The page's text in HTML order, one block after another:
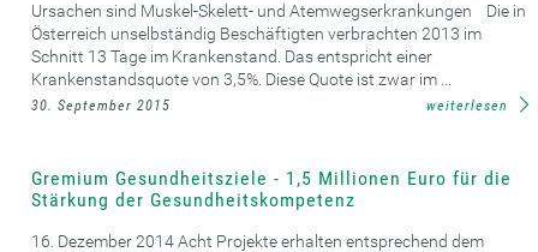
Ursachen sind Muskel-Skelett- und Atemwegserkrankungen Die in
Österreich unselbständig Beschäftigten verbrachten 2013 im
Schnitt 13 Tage im Krankenstand. Das entspricht einer
Krankenstandsquote von 3,5%. Diese Quote ist zwar im ...
30. September 2015 weiterlesen
Gremium Gesundheitsziele - 1,5 Millionen Euro für die
Stärkung der Gesundheitskompetenz
16. Dezember 2014 Acht Projekte erhalten entsprechend dem